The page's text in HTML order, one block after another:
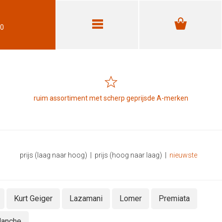
ruim assortiment met scherp geprijsde A-merken
prijs (laag naar hoog) prijs (hoog naar laag) nieuwste
Kurt Geiger Lazamani Lomer Premiata